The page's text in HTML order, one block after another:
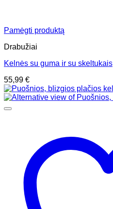
Pamėgti produktą
Drabužiai
Kelnės su guma ir su skeltukais
55,99 €